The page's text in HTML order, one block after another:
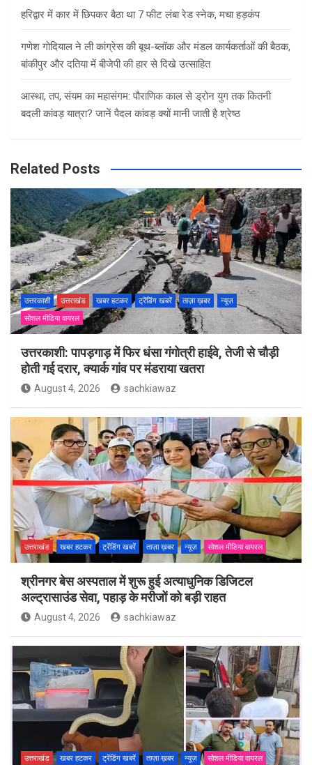
हरिद्वार में कार में छिपकर बैठा था 7 फीट लंबा रेड स्नेक, मचा हड़कंप
गणेश गोदियाल ने ली कांग्रेस की बूथ-ब्लॉक और मंडल कार्यकर्ताओं की बैठक,
बांकीपुर और दतिया में बीजेपी की हार से दिखे उत्साहित
आस्था, तप, संयम का महासंगम: पौराणिक काल से ड्रोन युग तक कितनी
बदली कांवड़ यात्रा? जानें पैदल कांवड़ क्यों मानी जाती है श्रेष्ठ
Related Posts
उत्तरकाशी उत्तराखंड खबर हटकर ट्रेंडिंग खबरें ताज़ा ख़बर
न्यूज़
सोशल मीडिया वायरल
उत्तरकाशी: पापड़गाड़ में फिर धंसा गंगोत्री हाईवे, तेजी से चौड़ी
होती गई दरार, क्यार्क गांव पर मंडराया खतरा
August 4, 2026 sachkiawaz
उत्तराखंड खबर हटकर ट्रेंडिंग खबरें ताज़ा ख़बर न्यूज़ सोशल मीडिया वायरल
श्रीनगर बेस अस्पताल में शुरू हुई अत्याधुनिक डिजिटल
अल्ट्रासाउंड सेवा, पहाड़ के मरीजों को बड़ी राहत
August 4, 2026 sachkiawaz
उत्तराखंड खबर हटकर ट्रेंडिंग खबरें ताज़ा ख़बर न्यूज़
सोशल मीडिया वायरल